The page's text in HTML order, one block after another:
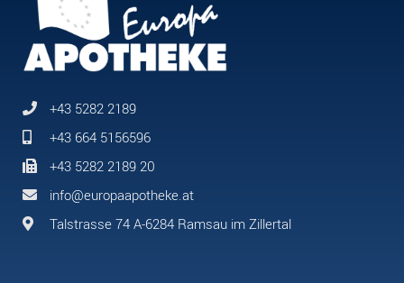
+43 5282 2189
+43 664 5156596
+43 5282 2189 20
info@europaapotheke.at
Talstrasse 74 A-6284 Ramsau im Zillertal